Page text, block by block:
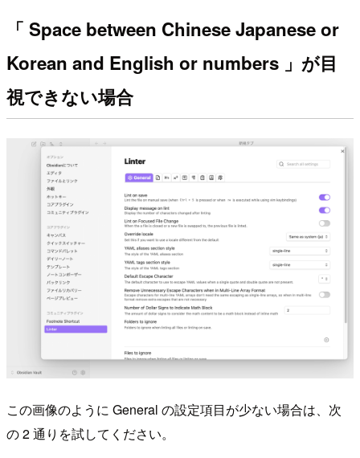
「 Space between Chinese Japanese or
Korean and English or numbers 」が目
視できない場合
この画像のように General の設定項目が少ない場合は、次
の 2 通りを試してください。